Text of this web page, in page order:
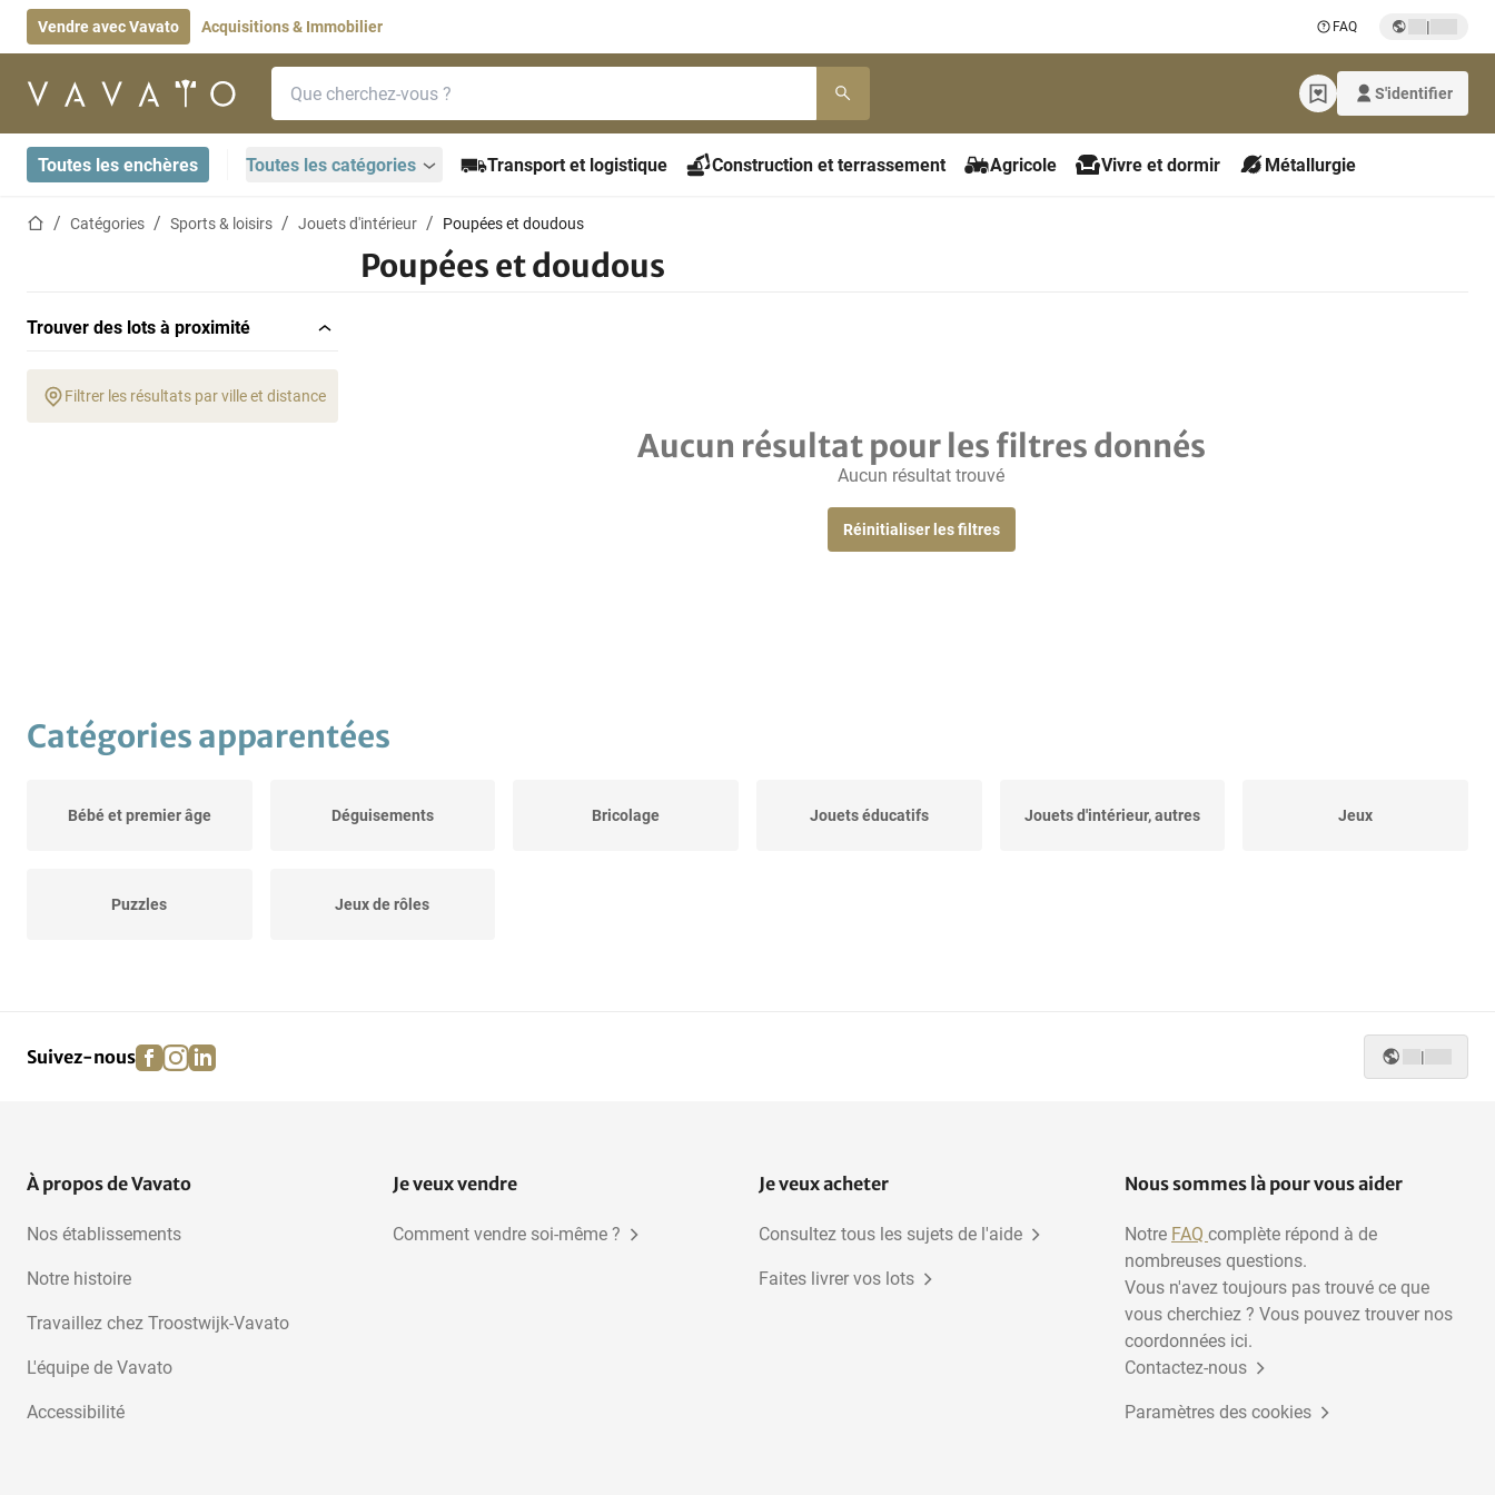
Vendre avec Vavato Acquisitions & Immobilier FAQ |
Page d'accueil S'identifier
Toutes les enchères Toutes les catégories Transport et logistique Construction et terrassement Agricole Vivre et dormir Métallurgie
Page d'accueil
Catégories Sports & loisirs Jouets d'intérieur Poupées et doudous
Poupées et doudous
Trouver des lots à proximité
Filtrer les résultats par ville et distance
Aucun résultat pour les filtres donnés
Aucun résultat trouvé
Réinitialiser les filtres
Catégories apparentées
Bébé et premier âge Déguisements Bricolage Jouets éducatifs Jouets d'intérieur, autres Jeux
Puzzles Jeux de rôles
Suivez-nous facebook
instagram
linkedin |
À propos de Vavato
Nos établissements
Notre histoire
Travaillez chez Troostwijk-Vavato
L'équipe de Vavato
Accessibilité
Je veux vendre
Comment vendre soi-même ?
Je veux acheter
Consultez tous les sujets de l'aide
Faites livrer vos lots
Nous sommes là pour vous aider
Notre FAQ complète répond à de
nombreuses questions.
Vous n'avez toujours pas trouvé ce que
vous cherchiez ? Vous pouvez trouver nos
coordonnées ici.
Contactez-nous
Paramètres des cookies